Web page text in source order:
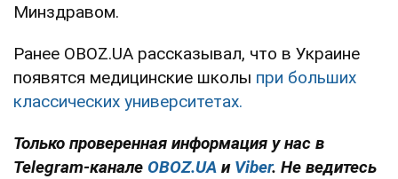
Минздравом.
Ранее OBOZ.UA рассказывал, что в Украине
появятся медицинские школы при больших
классических университетах.
Только проверенная информация у нас в
Telegram-канале OBOZ.UA и Viber. Не ведитесь